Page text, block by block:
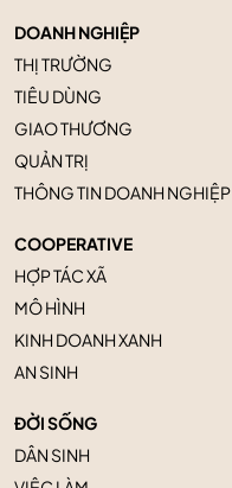
DOANH NGHIỆP
THỊ TRƯỜNG
TIÊU DÙNG
GIAO THƯƠNG
QUẢN TRỊ
THÔNG TIN DOANH NGHIỆP
COOPERATIVE
HỢP TÁC XÃ
MÔ HÌNH
KINH DOANH XANH
AN SINH
ĐỜI SỐNG
DÂN SINH